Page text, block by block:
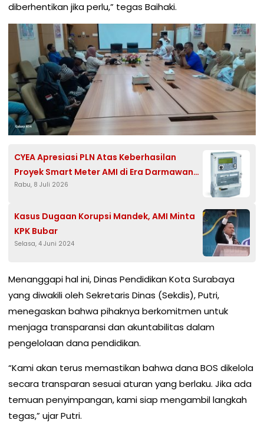
diberhentikan jika perlu,” tegas Baihaki.
CYEA Apresiasi PLN Atas Keberhasilan
Proyek Smart Meter AMI di Era Darmawan
Prasodjo
Rabu, 8 Juli 2026
Kasus Dugaan Korupsi Mandek, AMI Minta
KPK Bubar
Selasa, 4 Juni 2024
Menanggapi hal ini, Dinas Pendidikan Kota Surabaya
yang diwakili oleh Sekretaris Dinas (Sekdis), Putri,
menegaskan bahwa pihaknya berkomitmen untuk
menjaga transparansi dan akuntabilitas dalam
pengelolaan dana pendidikan.
“Kami akan terus memastikan bahwa dana BOS dikelola
secara transparan sesuai aturan yang berlaku. Jika ada
temuan penyimpangan, kami siap mengambil langkah
tegas,” ujar Putri.